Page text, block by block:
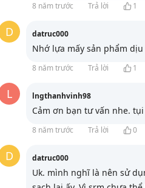
8 năm trước Trả lời 1
D datruc000
Nhớ lựa mấy sản phẩm
8 năm trước Trả lời 1
L lngthanhvinh98
Cảm ơn bạn tư vấn nhe.
8 năm trước Trả lời 0
D datruc000
Uk. mình nghĩ là nên sử